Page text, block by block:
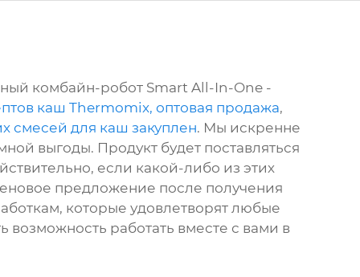
комбайн-робот Smart All-In-One -
каш Thermomix, оптовая продажа,
смесей для каш закуплен. Мы искренне
выгоды. Продукт будет поставляться
если какой-либо из этих
предложение после получения
которые удовлетворят любые
работать вместе с вами в